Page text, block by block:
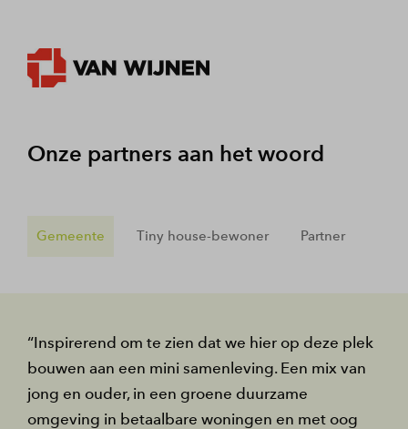
Onze partners aan het woord
Gemeente Tiny house-bewoner Partner
Inspirerend om te zien dat we hier op deze plek
bouwen aan een mini samenleving. Een mix van
jong en ouder, in een groene duurzame
omgeving in betaalbare woningen en met oog